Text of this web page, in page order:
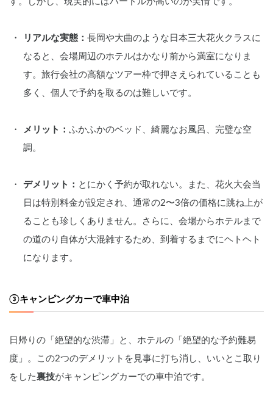
リアルな実態： 長岡や大曲のような日本三大花火クラスに
なると、会場周辺のホテルはかなり前から満室になりま
す。旅行会社の高額なツアー枠で押さえられていることも
多く、個人で予約を取るのは難しいです。
メリット： ふかふかのベッド、綺麗なお風呂、完璧な空
調。
デメリット： とにかく予約が取れない。また、花火大会当
日は特別料金が設定され、通常の2〜3倍の価格に跳ね上が
ることも珍しくありません。さらに、会場からホテルまで
の道のり自体が大混雑するため、到着するまでにヘトヘト
になります。
③キャンピングカーで車中泊
日帰りの「絶望的な渋滞」と、ホテルの「絶望的な予約難易
度」。この2つのデメリットを見事に打ち消し、いいとこ取り
をした裏技がキャンピングカーでの車中泊です。